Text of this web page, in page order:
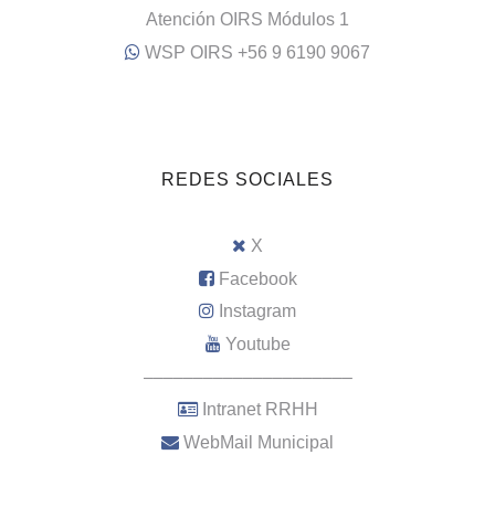
Atención OIRS Módulos 1
WSP OIRS +56 9 6190 9067
REDES SOCIALES
X
Facebook
Instagram
Youtube
–––––––––––––––––––––
Intranet RRHH
WebMail Municipal